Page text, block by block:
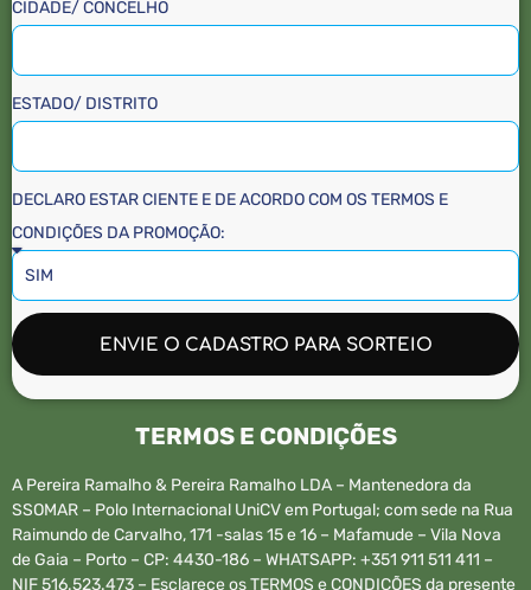
CIDADE/ CONCELHO
ESTADO/ DISTRITO
DECLARO ESTAR CIENTE E DE ACORDO COM OS TERMOS E
CONDIÇÕES DA PROMOÇÃO:
ENVIE O CADASTRO PARA SORTEIO
TERMOS E CONDIÇÕES
A Pereira Ramalho & Pereira Ramalho LDA – Mantenedora da
SSOMAR – Polo Internacional UniCV em Portugal; com sede na Rua
Raimundo de Carvalho, 171 -salas 15 e 16 – Mafamude – Vila Nova
de Gaia – Porto – CP: 4430-186 – WHATSAPP: +351 911 511 411 –
NIF 516.523.473 – Esclarece os TERMOS e CONDIÇÕES da presente